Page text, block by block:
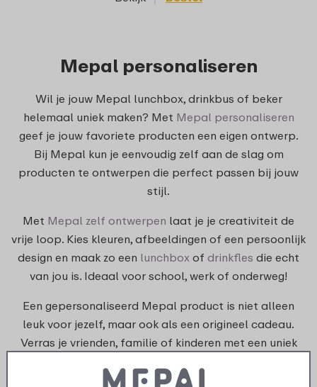
Mepal personaliseren
Wil je jouw Mepal lunchbox, drinkbus of beker
helemaal uniek maken? Met Mepal personaliseren
geef je jouw favoriete producten een eigen ontwerp.
Bij Mepal kun je eenvoudig zelf aan de slag om
producten te ontwerpen die perfect passen bij jouw
stijl.
Met Mepal zelf ontwerpen laat je je creativiteit de
vrije loop. Kies kleuren, afbeeldingen of een persoonlijk
design en maak zo een lunchbox of drinkfles die echt
van jou is. Ideaal voor school, werk of onderweg!
Een gepersonaliseerd Mepal product is niet alleen
leuk voor jezelf, maar ook als een origineel cadeau.
Verras je vrienden, familie of kinderen met een uniek